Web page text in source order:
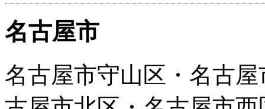
名古屋市
名古屋市守山区・名古